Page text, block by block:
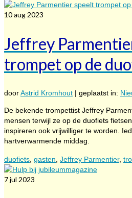
10aug 2023
Jeffrey
trompet op de
doorAstrid Kromhout | geplaatst in:
De bekende trompettist Jeffrey
mensen terwijl ze op de duofiets
inspireren ook vrijwilliger te worden.
hartverwarmende middag.
duofiets, gasten, Jeffrey Parmentier,
7jul 2023